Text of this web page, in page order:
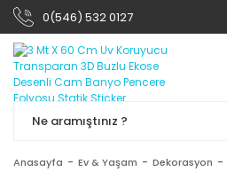
0(546) 532 0127
Anasayfa Ev & Yaşam Dekorasyon